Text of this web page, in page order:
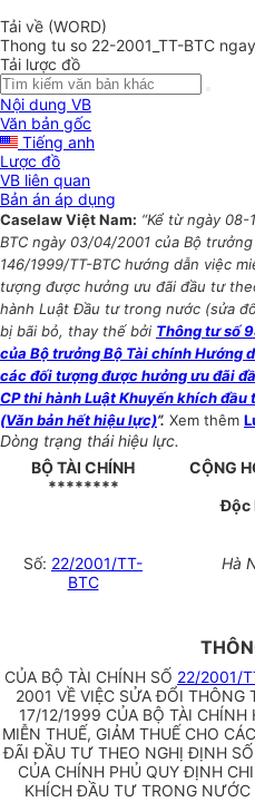
Tải về (WORD)
Thong tu so 22-2001_TT-BTC
Tải lược đồ
Nội dung VB
Văn bản gốc
Tiếng anh
Lược đồ
VB liên quan
Bản án áp dụng
Caselaw Việt Nam: “Kể từ ngày
BTC ngày 03/04/2001 của Bộ
146/1999/TT-BTC hướng dẫn việc
tượng được hưởng ưu đãi đầu tư
hành Luật Đầu tư trong nước (sửa
bị bãi bỏ, thay thế bởi Thông tư số
của Bộ trưởng Bộ Tài chính Hướng
các đối tượng được hưởng ưu đãi
CP thi hành Luật Khuyến khích
(Văn bản hết hiệu lực)”. Xem thêm
Dòng trạng thái hiệu lực.
BỘ TÀI CHÍNH
********
CỘNG
Độc
Số: 22/2001/TT-
BTC
Hà
CỦA BỘ TÀI CHÍNH SỐ 22/2001/
2001 VỀ VIỆC SỬA ĐỔI THÔNG
17/12/1999 CỦA BỘ TÀI
MIỄN THUẾ, GIẢM THUẾ CHO
ĐÃI ĐẦU TƯ THEO NGHỊ ĐỊNH SỐ
CỦA CHÍNH PHỦ QUY ĐỊNH
KHÍCH ĐẦU TƯ TRONG